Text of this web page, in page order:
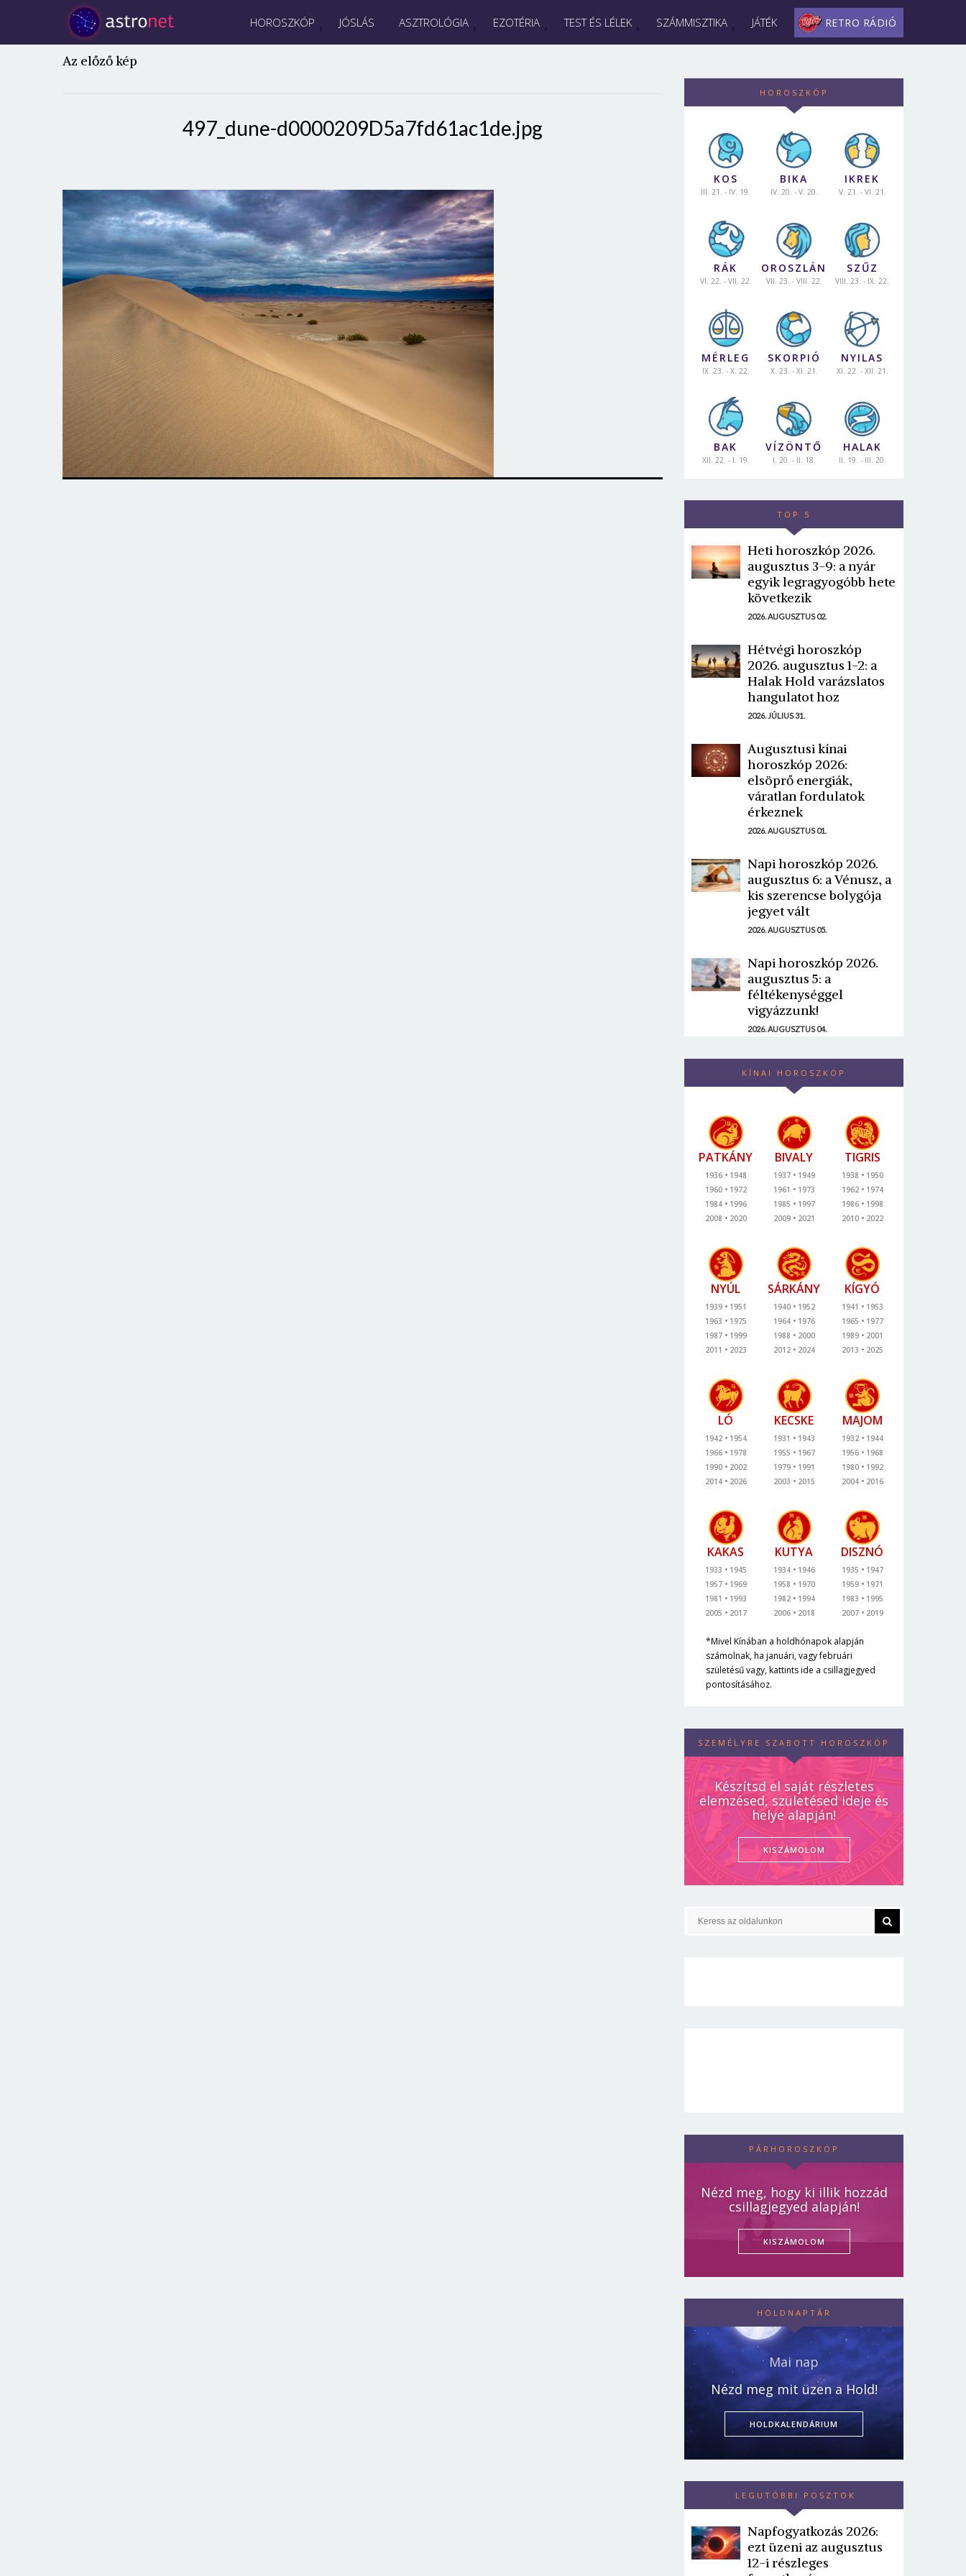
HOROSZKÓP JÓSLÁS ASZTROLÓGIA EZOTÉRIA TEST ÉS LÉLEK SZÁMMISZTIKA JÁTÉK RETRO RÁDIÓ
Az előző kép
497_dune-d0000209D5a7fd61ac1de.jpg
HOROSZKÓP
KOS
III. 21. - IV. 19.
BIKA
IV. 20. - V. 20.
IKREK
V. 21. - VI. 21.
RÁK
VI. 22. - VII. 22.
OROSZLÁN
VII. 23. - VIII. 22.
SZŰZ
VIII. 23. - IX. 22.
MÉRLEG
IX. 23. - X. 22.
SKORPIÓ
X. 23. - XI. 21.
NYILAS
XI. 22. - XII. 21.
BAK
XII. 22. - I. 19.
VÍZÖNTŐ
I. 20. - II. 18.
HALAK
II. 19. - III. 20.
TOP 5
Heti horoszkóp 2026.
augusztus 3-9: a nyár
egyik legragyogóbb hete
következik
2026. AUGUSZTUS 02.
Hétvégi horoszkóp
2026. augusztus 1-2: a
Halak Hold varázslatos
hangulatot hoz
2026. JÚLIUS 31.
Augusztusi kínai
horoszkóp 2026:
elsöprő energiák,
váratlan fordulatok
érkeznek
2026. AUGUSZTUS 01.
Napi horoszkóp 2026.
augusztus 6: a Vénusz, a
kis szerencse bolygója
jegyet vált
2026. AUGUSZTUS 05.
Napi horoszkóp 2026.
augusztus 5: a
féltékenységgel
vigyázzunk!
2026. AUGUSZTUS 04.
KÍNAI HOROSZKÓP
PATKÁNY
1936
1948
1960
1972
1984
1996
2008
2020
BIVALY
1937
1949
1961
1973
1985
1997
2009
2021
TIGRIS
1938
1950
1962
1974
1986
1998
2010
2022
NYÚL
1939
1951
1963
1975
1987
1999
2011
2023
SÁRKÁNY
1940
1952
1964
1976
1988
2000
2012
2024
KÍGYÓ
1941
1953
1965
1977
1989
2001
2013
2025
LÓ
1942
1954
1966
1978
1990
2002
2014
2026
KECSKE
1931
1943
1955
1967
1979
1991
2003
2015
MAJOM
1932
1944
1956
1968
1980
1992
2004
2016
KAKAS
1933
1945
1957
1969
1981
1993
2005
2017
KUTYA
1934
1946
1958
1970
1982
1994
2006
2018
DISZNÓ
1935
1947
1959
1971
1983
1995
2007
2019
*Mivel Kínában a holdhónapok alapján
számolnak, ha januári, vagy februári
születésű vagy, kattints ide a csillagjegyed
pontosításához.
SZEMÉLYRE SZABOTT HOROSZKÓP
Készítsd el saját részletes
elemzésed, születésed ideje és
helye alapján!
KISZÁMOLOM
PÁRHOROSZKÓP
Nézd meg, hogy ki illik hozzád
csillagjegyed alapján!
KISZÁMOLOM
HOLDNAPTÁR
Mai nap
Nézd meg mit üzen a Hold!
HOLDKALENDÁRIUM
LEGUTÓBBI POSZTOK
Napfogyatkozás 2026:
ezt üzeni az augusztus
12-i részleges